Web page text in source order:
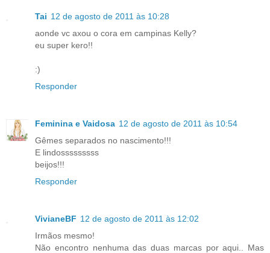
Tai 12 de agosto de 2011 às 10:28
aonde vc axou o cora em campinas Kelly?
eu super kero!!
:)
Responder
Feminina e Vaidosa 12 de agosto de 2011 às 10:54
Gêmes separados no nascimento!!!
E lindosssssssss
beijos!!!
Responder
VivianeBF 12 de agosto de 2011 às 12:02
Irmãos mesmo!
Não encontro nenhuma das duas marcas por aqui.. Mas